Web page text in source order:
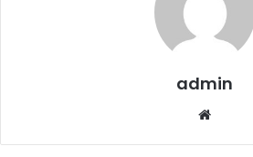
admin